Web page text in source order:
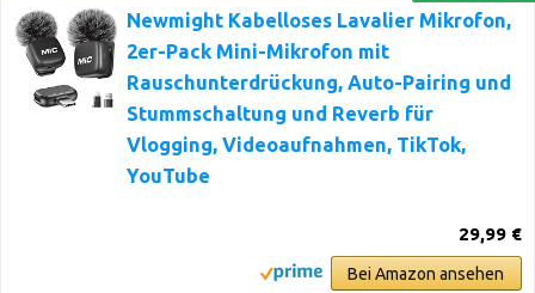
Newmight Kabelloses Lavalier Mikrofon,
2er-Pack Mini-Mikrofon mit
Rauschunterdrückung, Auto-Pairing und
Stummschaltung und Reverb für
Vlogging, Videoaufnahmen, TikTok,
YouTube
29,99 €
Bei Amazon ansehen